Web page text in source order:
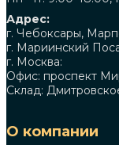
Адрес:
г. Чебоксары,
г. Мариинский
г. Москва:
Офис: проспект
Склад:
О компании